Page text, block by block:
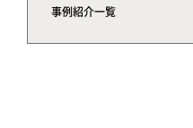
事例紹介一覧